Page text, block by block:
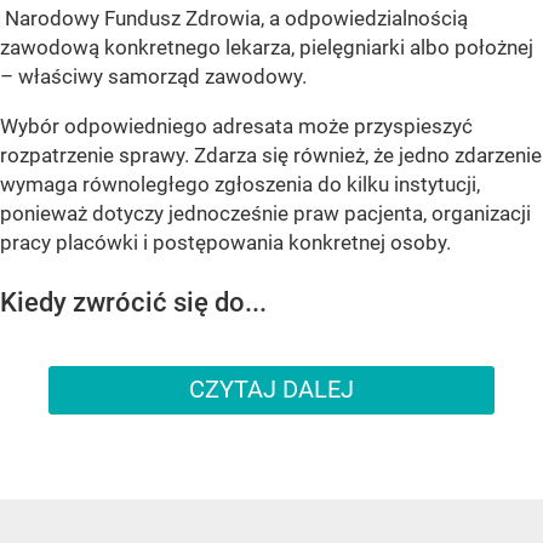
Narodowy Fundusz Zdrowia, a odpowiedzialnością
zawodową konkretnego lekarza, pielęgniarki albo położnej
– właściwy samorząd zawodowy.
Wybór odpowiedniego adresata może przyspieszyć
rozpatrzenie sprawy. Zdarza się również, że jedno zdarzenie
wymaga równoległego zgłoszenia do kilku instytucji,
ponieważ dotyczy jednocześnie praw pacjenta, organizacji
pracy placówki i postępowania konkretnej osoby.
Kiedy zwrócić się do...
CZYTAJ DALEJ